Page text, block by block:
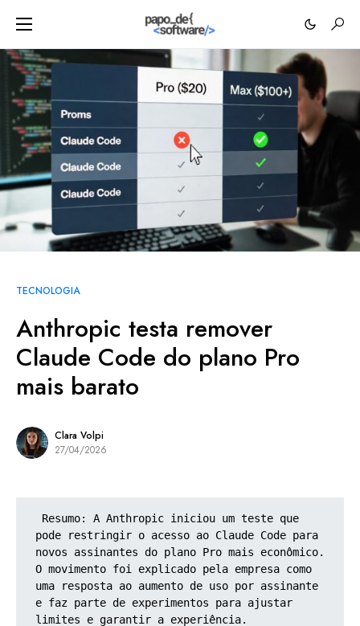
TECNOLOGIA
Anthropic testa remover
Claude Code do plano Pro
mais barato
Clara Volpi
27/04/2026
pode restringir o acesso ao Claude Code para
novos assinantes do plano Pro mais econômico.
O movimento foi explicado pela empresa como
uma resposta ao aumento de uso por assinante
e faz parte de experimentos para ajustar
limites e garantir a experiência.